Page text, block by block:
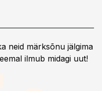
neid märksõnu jälgima
ilmub midagi uut!